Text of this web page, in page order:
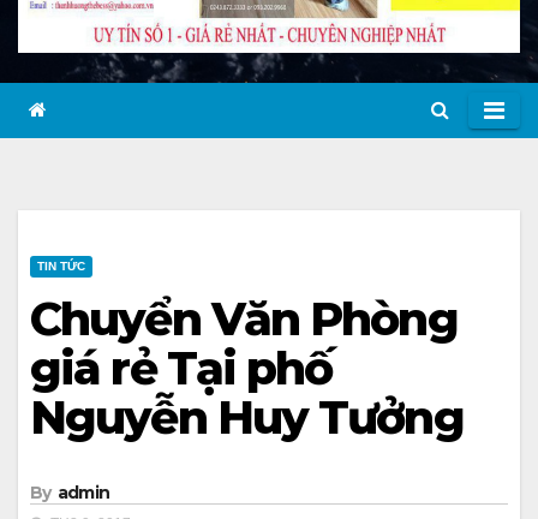
TIN TỨC
Chuyển Văn Phòng
giá rẻ Tại phố
Nguyễn Huy Tưởng
By admin